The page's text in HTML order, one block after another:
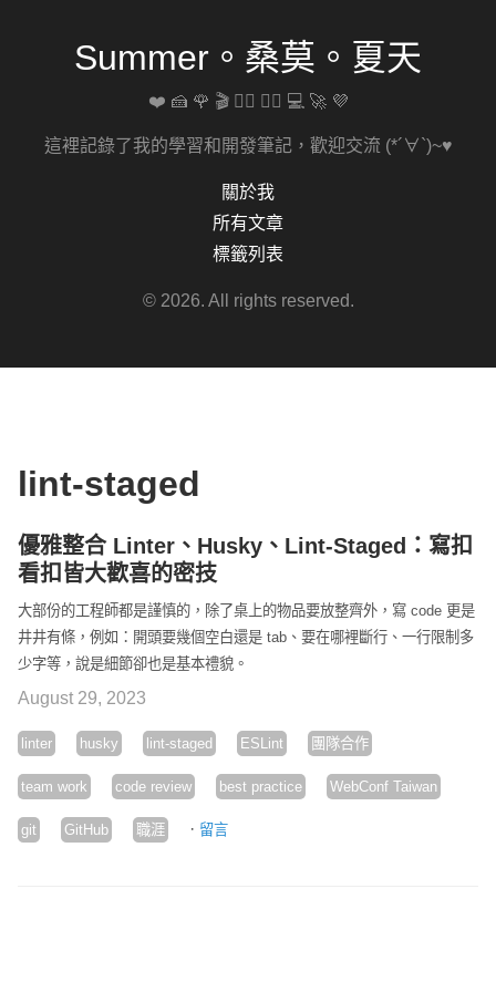
Summer。桑莫。夏天
❤️ 🍰 🌹 🎬 🚴‍♀️ 🏋️‍♀️ 💻 🚀 💜
這裡記錄了我的學習和開發筆記，歡迎交流 (*´∀`)~♥
關於我
所有文章
標籤列表
© 2026. All rights reserved.
lint-staged
優雅整合 Linter、Husky、Lint-Staged：寫扣
看扣皆大歡喜的密技
大部份的工程師都是謹慎的，除了桌上的物品要放整齊外，寫 code 更是
井井有條，例如：開頭要幾個空白還是 tab、要在哪裡斷行、一行限制多
少字等，說是細節卻也是基本禮貌。
August 29, 2023
linter husky lint-staged ESLint 團隊合作
team work code review best practice WebConf Taiwan
git GitHub 職涯 · 留言